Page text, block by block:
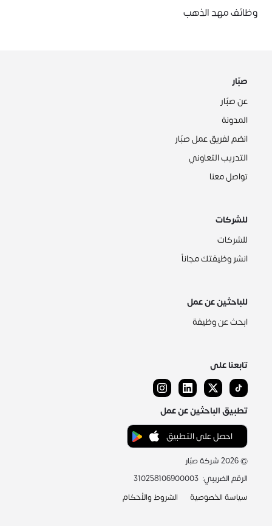
وظائف مهد الذهب
صبّار
عن صبّار
المدونة
انضم لفريق عمل صبّار
التدريب التعاوني
تواصل معنا
للشركات
للشركات
انشر وظيفتك مجاناً
للباحثين عن عمل
ابحث عن وظيفة
تابعنا على
تطبيق الباحثين عن عمل
احصل على التطبيق
©
2026شركة صبّار
الرقم الضريبي:
310258106900003
سياسة الخصوصية
الشروط والأحكام